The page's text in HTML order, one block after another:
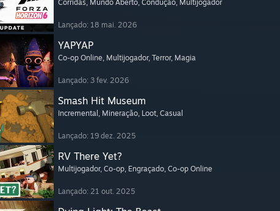
Corridas, Mundo Aberto, Condução, Multijogador
Lançado: 18 mai. 2026
YAPYAP
Co-op Online, Multijogador, Terror, Magia
Lançado: 3 fev. 2026
Smash Hit Museum
Incremental , Mineração, Loot, Casual
Lançado: 19 dez. 2025
RV There Yet?
Multijogador, Co-op, Engraçado, Co-op Online
Lançado: 21 out. 2025